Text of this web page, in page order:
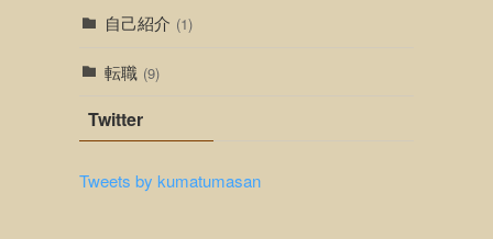
自己紹介 (1)
転職 (9)
Twitter
Tweets by kumatumasan